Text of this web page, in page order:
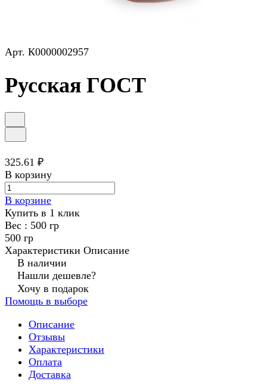
Арт. К0000002957
Русская ГОСТ
325.61 ₽
В корзину
В корзине
Купить в 1 клик
Вес : 500 гр
500 гр
Характеристики Описание
В наличии
Нашли дешевле?
Хочу в подарок
Помощь в выборе
Описание
Отзывы
Характеристики
Оплата
Доставка